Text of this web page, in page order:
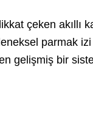
çeken akıllı
parmak izi
gelişmiş bir